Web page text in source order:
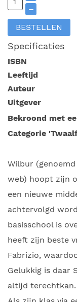
–
BESTELLEN
Specificaties
ISBN
Leeftijd
Auteur
Uitgever
Bekroond met
Categorie
Wilbur
web) hoopt zijn
een nieuwe
achtervolgd
basisschool is
heeft zijn beste
Fabrizio,
Gelukkig is daar
altijd terechtkan.